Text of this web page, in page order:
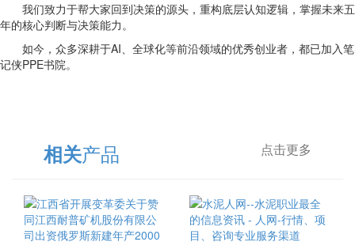
我们致力于帮大家回到决策的源头，重构底层认知逻辑，掌握未来五
年的核心判断与决策能力。
如今，众多深耕于AI、全球化等前沿领域的优秀创业者，都已加入笔
记侠PPE书院。
相关产品 点击更多